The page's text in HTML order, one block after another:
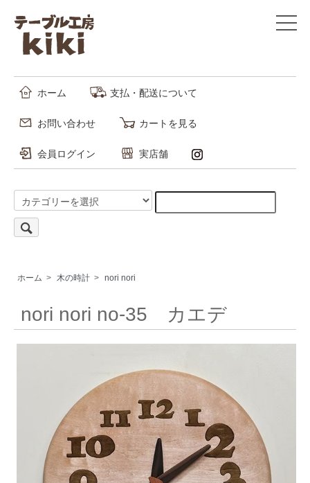
ホーム 支払・配送について
お問い合わせ カートを見る
会員ログイン 実店舗
ホーム > 木の時計 > nori nori
nori nori no-35 カエデ